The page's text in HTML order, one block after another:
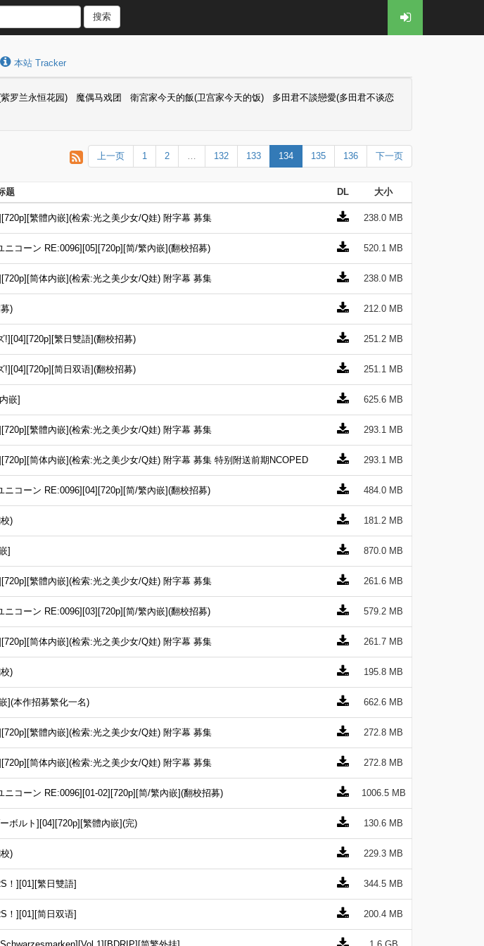
搜索
本站 Tracker
罗兰永恒花园) 魔偶马戏团 衛宮家今天的飯(卫宫家今天的饭)
多田君不談戀愛(多田君不谈恋
上一页 1 2 … 132 133 134 135 136 下一页
题 DL 大小
繁體內嵌](检索:光之美少女/Q娃) 附字幕 募集 238.0 MB
コーン RE:0096][05][720p][简/繁內嵌](翻校招募) 520.1 MB
简体内嵌](检索:光之美少女/Q娃) 附字幕 募集 238.0 MB
) 212.0 MB
繁日雙語](翻校招募) 251.2 MB
简日双语](翻校招募) 251.1 MB
嵌] 625.6 MB
繁體內嵌](检索:光之美少女/Q娃) 附字幕 募集 293.1 MB
简体内嵌](检索:光之美少女/Q娃) 附字幕 募集 特别附送前期NCOPED 293.1 MB
コーン RE:0096][04][720p][简/繁內嵌](翻校招募) 484.0 MB
) 181.2 MB
] 870.0 MB
繁體內嵌](检索:光之美少女/Q娃) 附字幕 募集 261.6 MB
コーン RE:0096][03][720p][简/繁內嵌](翻校招募) 579.2 MB
简体内嵌](检索:光之美少女/Q娃) 附字幕 募集 261.7 MB
) 195.8 MB
](本作招募繁化一名) 662.6 MB
繁體內嵌](检索:光之美少女/Q娃) 附字幕 募集 272.8 MB
简体内嵌](检索:光之美少女/Q娃) 附字幕 募集 272.8 MB
コーン RE:0096][01-02][720p][简/繁內嵌](翻校招募) 1006.5 MB
ボルト][04][720p][繁體內嵌](完) 130.6 MB
) 229.3 MB
！][01][繁日雙語] 344.5 MB
！][01][简日双语] 200.4 MB